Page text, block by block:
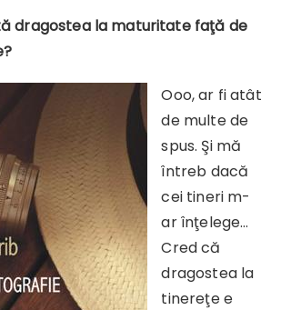
dragostea la maturitate faţă de
Ooo, ar fi atât
de multe de
spus. Şi mă
întreb dacă
cei tineri m-
ar înţelege…
Cred că
dragostea la
tinereţe e